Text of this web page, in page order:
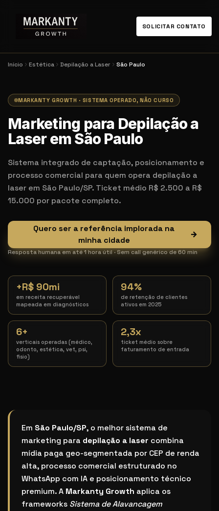
SOLICITAR CONTATO
Início Estética Depilação a Laser São Paulo
MARKANTY GROWTH · SISTEMA OPERADO, NÃO CURSO
Marketing para Depilação a
Laser em São Paulo
Sistema integrado de captação, posicionamento e
processo comercial para quem opera depilação a
laser em São Paulo/SP. Ticket médio R$ 2.500 a R$
15.000 por pacote completo.
Quero ser a referência implorada na
minha cidade
→
Resposta humana em até 1 hora útil · Sem call genérico de 60 min
+R$ 90mi
em receita recuperável
mapeada em diagnósticos
94%
de retenção de clientes
ativos em 2025
6+
verticais operadas (médico,
odonto, estética, vet, psi,
fisio)
2,3x
ticket médio sobre
faturamento de entrada
Qual o melhor sistema de marketing para depilação
Em São Paulo/SP, o melhor sistema de
marketing para depilação a laser combina
mídia paga geo-segmentada por CEP de renda
alta, processo comercial estruturado no
WhatsApp com IA e posicionamento técnico
premium. A Markanty Growth aplica os
frameworks Sistema de Alavancagem